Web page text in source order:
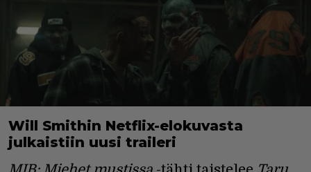
Will Smithin Netflix-elokuvasta
julkaistiin uusi traileri